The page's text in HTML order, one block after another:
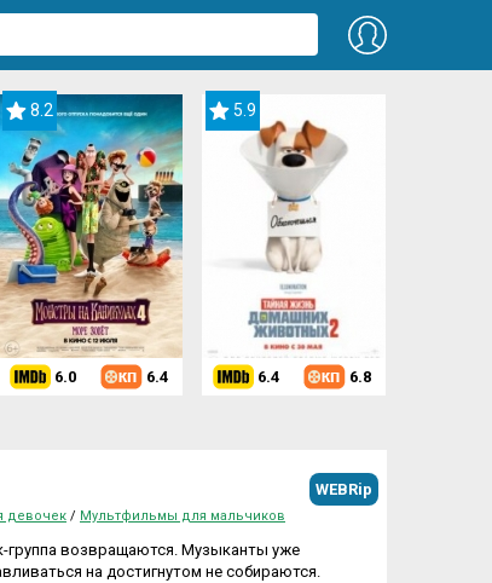
8.2
6.0 6.4
5.9
6.4 6.8
WEBRip
девочек / Мультфильмы для мальчиков
группа возвращаются. Музыканты уже
на достигнутом не собираются.